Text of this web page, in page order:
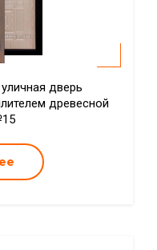
дверь
древесной